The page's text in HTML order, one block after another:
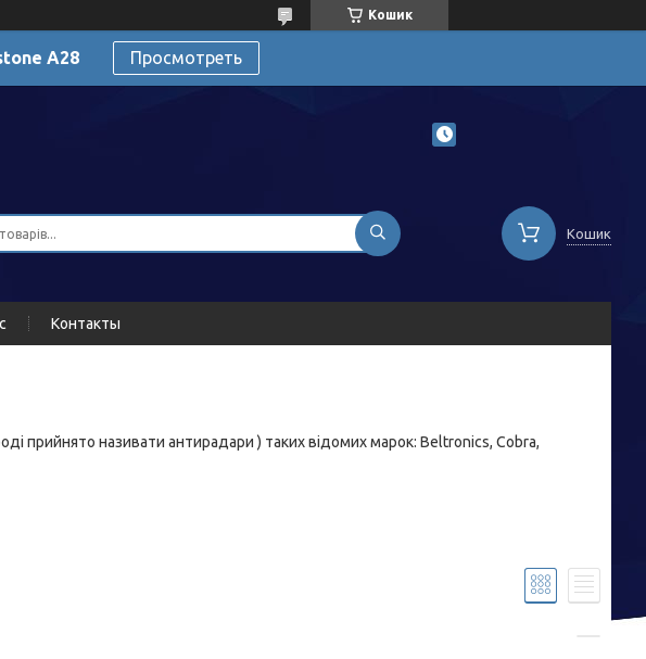
Кошик
A28 Просмотреть
Кошик
Контакты
прийнято називати антирадари ) таких відомих марок: Beltronics, Cobra,